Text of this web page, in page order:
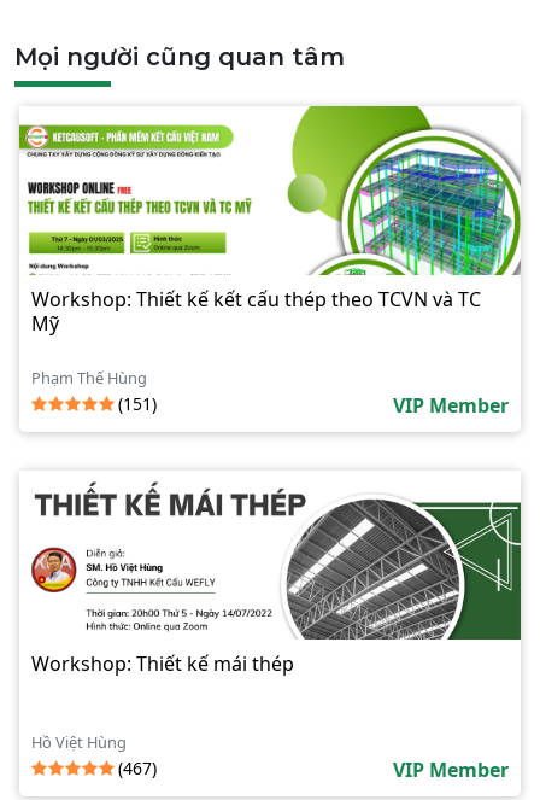
Mọi người cũng quan tâm
Workshop: Thiết kế kết cấu thép theo TCVN và TC
Mỹ
Phạm Thế Hùng
(151) VIP Member
Workshop: Thiết kế mái thép
Hồ Việt Hùng
(467) VIP Member